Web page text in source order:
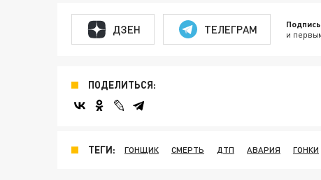
ДЗЕН ТЕЛЕГРАМ и
ПОДЕЛИТЬСЯ:
ТЕГИ: ГОНЩИК СМЕРТЬ ДТП АВАРИЯ ГОНКИ